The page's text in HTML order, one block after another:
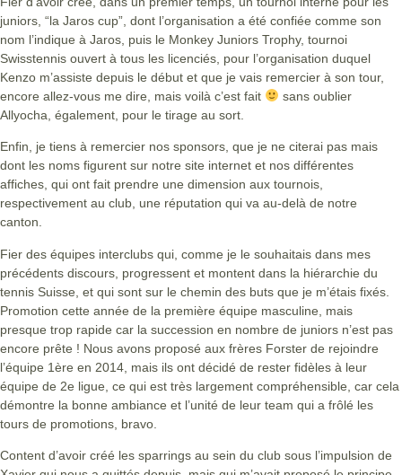
juniors, “la Jaros cup”, dont l’organisation a été confiée comme son
nom l’indique à Jaros, puis le Monkey Juniors Trophy, tournoi
Swisstennis ouvert à tous les licenciés, pour l’organisation duquel
Kenzo m’assiste depuis le début et que je vais remercier à son tour,
encore allez-vous me dire, mais voilà c’est fait
sans oublier
Allyocha, également, pour le tirage au sort.
Enfin, je tiens à remercier nos sponsors, que je ne citerai pas mais
dont les noms figurent sur notre site internet et nos différentes
affiches, qui ont fait prendre une dimension aux tournois,
respectivement au club, une réputation qui va au-delà de notre
canton.
Fier des équipes interclubs qui, comme je le souhaitais dans mes
précédents discours, progressent et montent dans la hiérarchie du
tennis Suisse, et qui sont sur le chemin des buts que je m’étais fixés.
Promotion cette année de la première équipe masculine, mais
presque trop rapide car la succession en nombre de juniors n’est pas
encore prête ! Nous avons proposé aux frères Forster de rejoindre
l’équipe 1ère en 2014, mais ils ont décidé de rester fidèles à leur
équipe de 2e ligue, ce qui est très largement compréhensible, car cela
démontre la bonne ambiance et l’unité de leur team qui a frôlé les
tours de promotions, bravo.
Content d’avoir créé les sparrings au sein du club sous l’impulsion de